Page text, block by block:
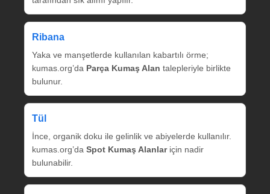
Ribana
Yaka ve manşetlerde kullanılan kabartılı örme;
kumas.org’da Parça Kumaş Alan talepleriyle birlikte
bulunur.
Tül
İnce, organik doku ile gelinlik ve abiyelerde kullanılır.
kumas.org’da Spot Kumaş Alanlariçin nadir
bulunabilir.